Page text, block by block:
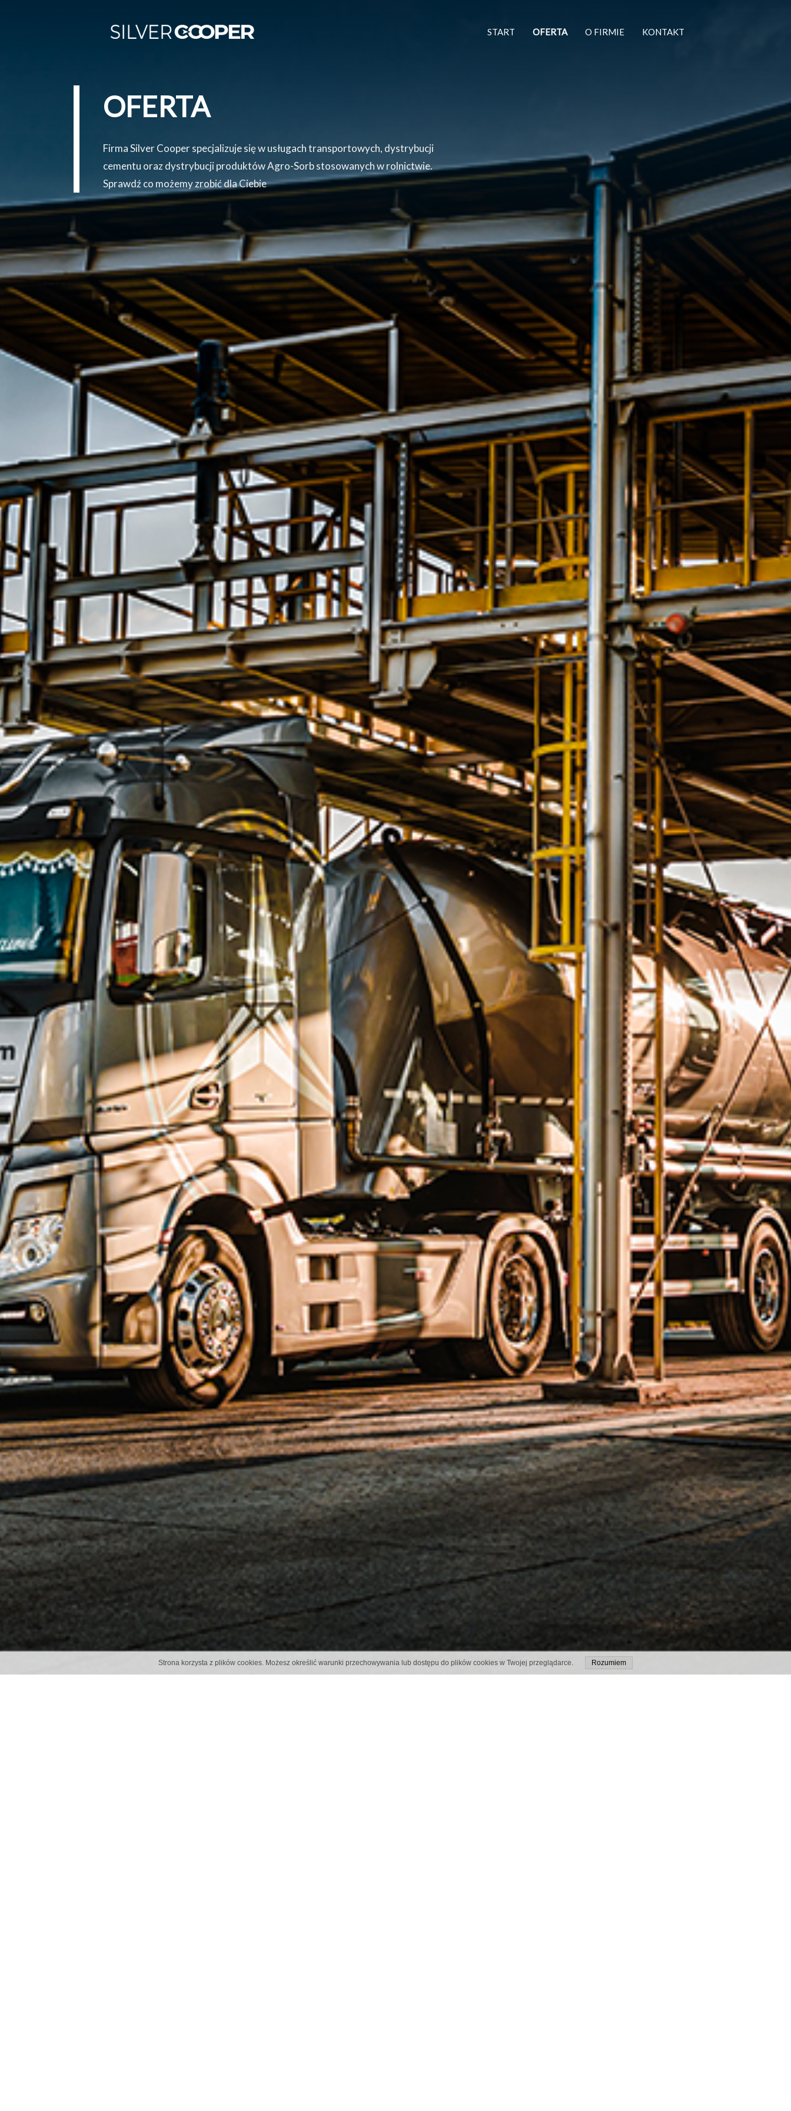
Strona korzysta z plików cookies. Możesz określić warunki przechowywania lub dostępu do plików cookies w Twojej przeglądarce. Rozumiem
OFERTA
Firma Silver Cooper specjalizuje się w usługach transportowych, dystrybucji
cementu oraz dystrybucji produktów Agro-Sorb stosowanych w rolnictwie.
Sprawdź co możemy zrobić dla Ciebie
START OFERTA O FIRMIE KONTAKT